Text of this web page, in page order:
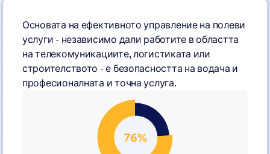
Основата на ефективното управление на полеви
услуги - независимо дали работите в областта
на телекомуникациите, логистиката или
строителството - е безопасността на водача и
професионалната и точна услуга.